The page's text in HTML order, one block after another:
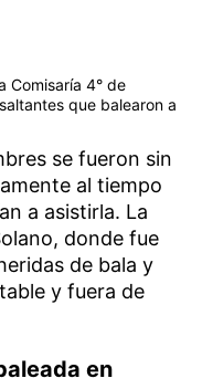
Comisaría 4° de
que balearon a
se fueron sin
al tiempo
a asistirla. La
donde fue
de bala y
y fuera de
en